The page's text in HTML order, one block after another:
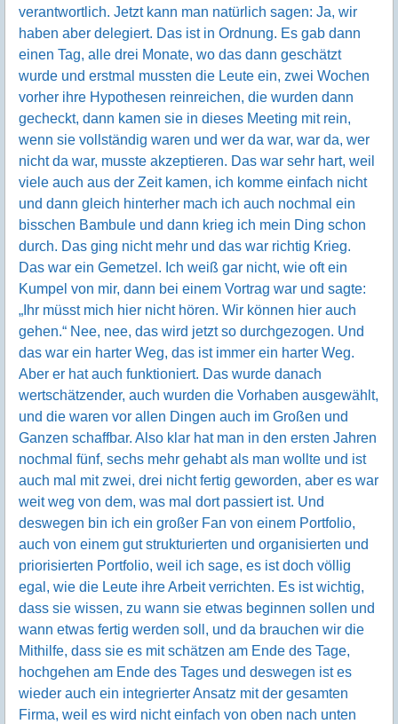
verantwortlich. Jetzt kann man natürlich sagen: Ja, wir
haben aber delegiert. Das ist in Ordnung. Es gab dann
einen Tag, alle drei Monate, wo das dann geschätzt
wurde und erstmal mussten die Leute ein, zwei Wochen
vorher ihre Hypothesen reinreichen, die wurden dann
gecheckt, dann kamen sie in dieses Meeting mit rein,
wenn sie vollständig waren und wer da war, war da, wer
nicht da war, musste akzeptieren. Das war sehr hart, weil
viele auch aus der Zeit kamen, ich komme einfach nicht
und dann gleich hinterher mach ich auch nochmal ein
bisschen Bambule und dann krieg ich mein Ding schon
durch. Das ging nicht mehr und das war richtig Krieg.
Das war ein Gemetzel. Ich weiß gar nicht, wie oft ein
Kumpel von mir, dann bei einem Vortrag war und sagte:
„Ihr müsst mich hier nicht hören. Wir können hier auch
gehen.“ Nee, nee, das wird jetzt so durchgezogen. Und
das war ein harter Weg, das ist immer ein harter Weg.
Aber er hat auch funktioniert. Das wurde danach
wertschätzender, auch wurden die Vorhaben ausgewählt,
und die waren vor allen Dingen auch im Großen und
Ganzen schaffbar. Also klar hat man in den ersten Jahren
nochmal fünf, sechs mehr gehabt als man wollte und ist
auch mal mit zwei, drei nicht fertig geworden, aber es war
weit weg von dem, was mal dort passiert ist. Und
deswegen bin ich ein großer Fan von einem Portfolio,
auch von einem gut strukturierten und organisierten und
priorisierten Portfolio, weil ich sage, es ist doch völlig
egal, wie die Leute ihre Arbeit verrichten. Es ist wichtig,
dass sie wissen, zu wann sie etwas beginnen sollen und
wann etwas fertig werden soll, und da brauchen wir die
Mithilfe, dass sie es mit schätzen am Ende des Tage,
hochgehen am Ende des Tages und deswegen ist es
wieder auch ein integrierter Ansatz mit der gesamten
Firma, weil es wird nicht einfach von oben nach unten